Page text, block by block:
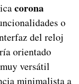
corona
o
del reloj
orientado
versátil
minimalista a